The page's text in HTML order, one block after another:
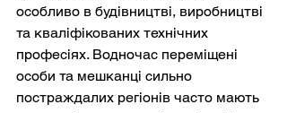
особливо в будівництві, виробництві
та кваліфікованих технічних
професіях. Водночас переміщені
особи та мешканці сильно
постраждалих регіонів часто мають